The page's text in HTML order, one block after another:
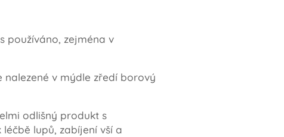
používáno, zejména v
v mýdle zředí borový
odlišný produkt s
lupů, zabíjení vší a